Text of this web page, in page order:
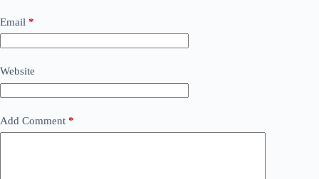
Email *
Website
Add Comment *